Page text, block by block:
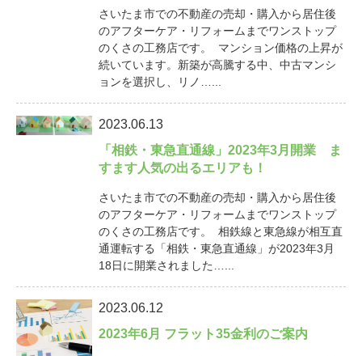
さいたま市での不動産の売却・購入から居住後
のアフターケア・リフォームまでワンストップ
のくさの工務店です。 マンション価格の上昇が
続いています。新築が高騰する中、中古マンシ
ョンを選択し、リノ…...
2023.06.13
「相鉄・東急直通線」2023年3月開業 ま
すます人気の出るエリアも！
さいたま市での不動産の売却・購入から居住後
のアフターケア・リフォームまでワンストップ
のくさの工務店です。 相鉄線と東急線が相互直
通運転する「相鉄・東急直通線」が2023年3月
18日に開業されました…...
2023.06.12
2023年6月 フラット35金利のご案内